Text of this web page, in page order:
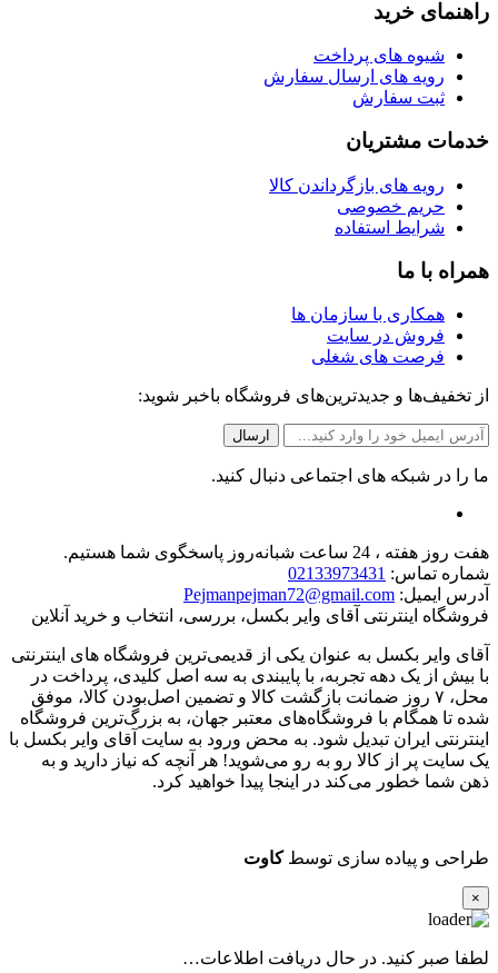
راهنمای خرید
شیوه های پرداخت
رویه های ارسال سفارش
ثبت سفارش
خدمات مشتریان
رویه های بازگرداندن کالا
حریم خصوصی
شرایط استفاده
همراه با ما
همکاری با سازمان ها
فروش در سایت
فرصت های شغلی
از تخفیف‌ها و جدیدترین‌های فروشگاه باخبر شوید:
ما را در شبکه های اجتماعی دنبال کنید.
هفت روز هفته ، 24 ساعت شبانه‌روز پاسخگوی شما هستیم.
شماره تماس: 02133973431
آدرس ایمیل: Pejmanpejman72@gmail.com
فروشگاه اینترنتی آقای وایر بکسل، بررسی، انتخاب و خرید آنلاین
آقای وایر بکسل به عنوان یکی از قدیمی‌ترین فروشگاه های اینترنتی
با بیش از یک دهه تجربه، با پایبندی به سه اصل کلیدی، پرداخت در
محل، ۷ روز ضمانت بازگشت کالا و تضمین اصل‌بودن کالا، موفق
شده تا همگام با فروشگاه‌های معتبر جهان، به بزرگ‌ترین فروشگاه
اینترنتی ایران تبدیل شود. به محض ورود به سایت آقای وایر بکسل با
یک سایت پر از کالا رو به رو می‌شوید! هر آنچه که نیاز دارید و به
ذهن شما خطور می‌کند در اینجا پیدا خواهید کرد.
طراحی و پیاده سازی توسطکاوت
×
لطفا صبر کنید. در حال دریافت اطلاعات…